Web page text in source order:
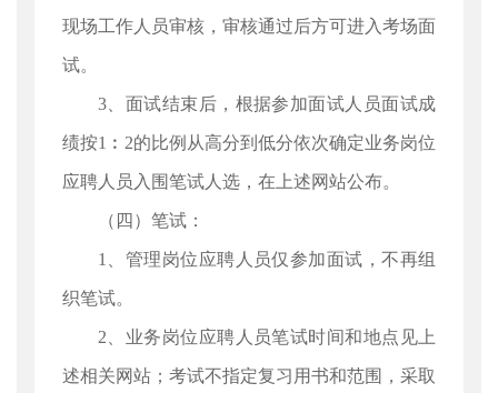
现场工作人员审核，审核通过后方可进入考场面
试。
3、面试结束后，根据参加面试人员面试成
绩按1︰2的比例从高分到低分依次确定业务岗位
应聘人员入围笔试人选，在上述网站公布。
（四）笔试：
1、管理岗位应聘人员仅参加面试，不再组
织笔试。
2、业务岗位应聘人员笔试时间和地点见上
述相关网站；考试不指定复习用书和范围，采取